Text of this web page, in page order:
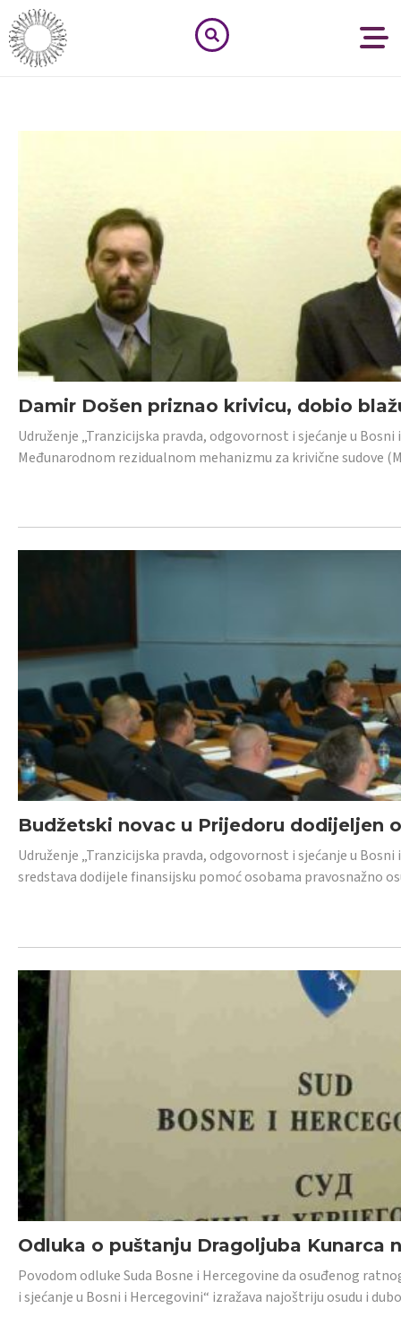
Damir Došen priznao krivicu, dobio
Udruženje „Tranzicijska pravda, odgovornost i sjećanje u
Međunarodnom rezidualnom mehanizmu za krivične sudove
Budžetski novac u Prijedoru dodijeljen
Udruženje „Tranzicijska pravda, odgovornost i sjećanje u
sredstava dodijele finansijsku pomoć osobama pravosnažno
Odluka o puštanju Dragoljuba Kunarca
Povodom odluke Suda Bosne i Hercegovine da osuđenog
i sjećanje u Bosni i Hercegovini“ izražava najoštriju osudu i